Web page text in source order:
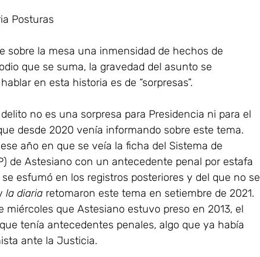
Posturas
sobre la mesa una inmensidad de hechos de
que se suma, la gravedad del asunto se
en esta historia es de “sorpresas”.
no es una sorpresa para Presidencia ni para el
desde 2020 venía informando sobre este tema.
año en que se veía la ficha del Sistema de
de Astesiano con un antecedente penal por estafa
esfumó en los registros posteriores y del que no se
la diaria retomaron este tema en setiembre de 2021.
miércoles que Astesiano estuvo preso en 2013, el
tenía antecedentes penales, algo que ya había
ante la Justicia.